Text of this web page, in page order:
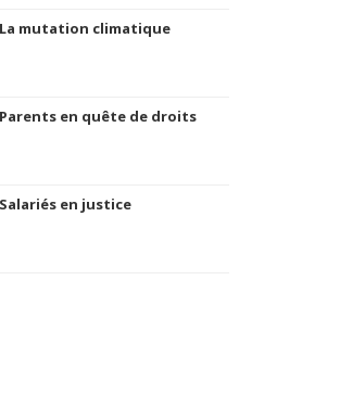
La mutation climatique
Parents en quête de droits
Salariés en justice